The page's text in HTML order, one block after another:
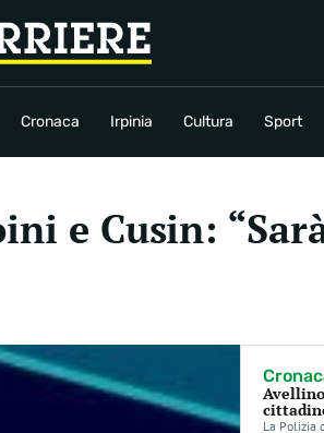
Cronaca Irpinia Cultura Sport
Sport Rubriche
e Cusin:
La Polizia